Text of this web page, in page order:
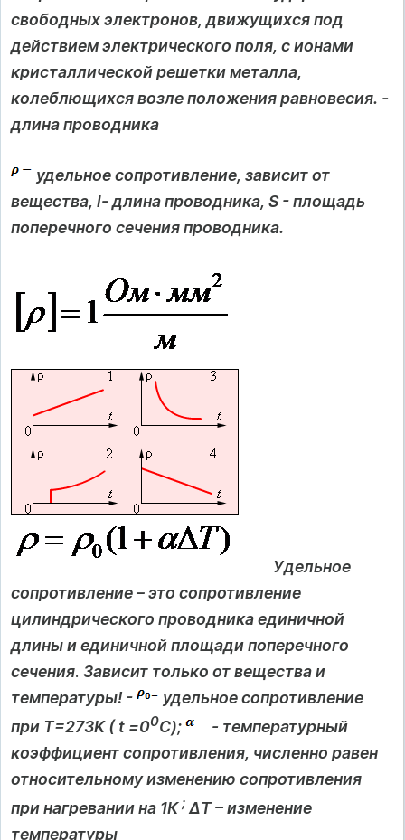
свободных электронов, движущихся под
действием электрического поля, с ионами
кристаллической решетки металла,
колеблющихся возле положения равновесия. -
длина проводника
удельное сопротивление, зависит от
вещества, l- длина проводника, S - площадь
поперечного сечения проводника.
Удельное
сопротивление – это сопротивление
цилиндрического проводника единичной
длины и единичной площади поперечного
сечения. Зависит только от вещества и
температуры! -
удельное сопротивление
при T=273K ( t =00С);
- температурный
коэффициент сопротивления, численно равен
относительному изменению сопротивления
при нагревании на 1К; ∆Т – изменение
температуры